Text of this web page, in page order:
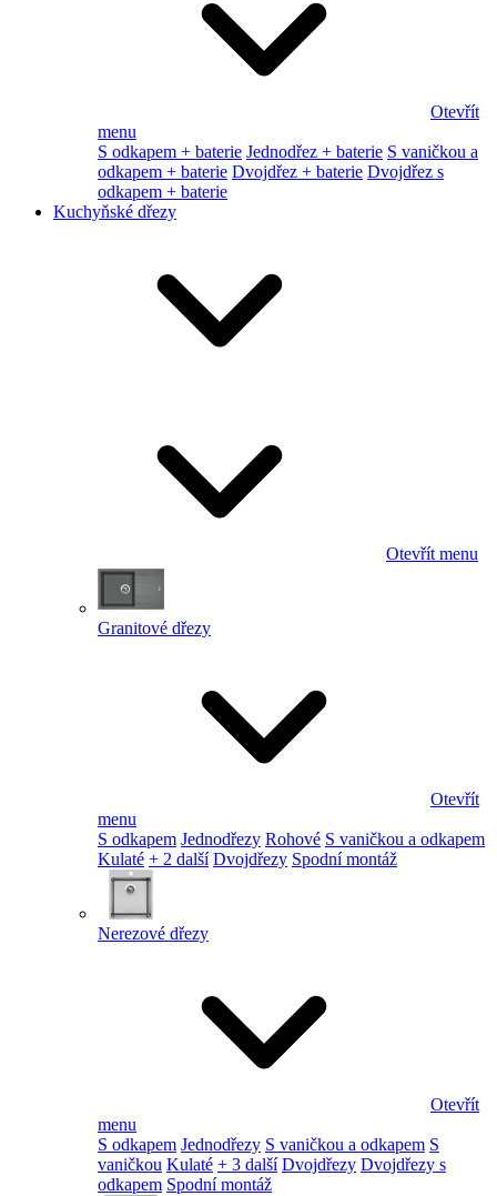
Otevřít
menu
S odkapem + baterie Jednodřez + baterie S vaničkou a
odkapem + baterie Dvojdřez + baterie Dvojdřez s
odkapem + baterie
Kuchyňské dřezy
Otevřít menu
Granitové dřezy
Otevřít
menu
S odkapem Jednodřezy Rohové S vaničkou a odkapem
Kulaté + 2 další Dvojdřezy Spodní montáž
Nerezové dřezy
Otevřít
menu
S odkapem Jednodřezy S vaničkou a odkapem S
vaničkou Kulaté + 3 další Dvojdřezy Dvojdřezy s
odkapem Spodní montáž